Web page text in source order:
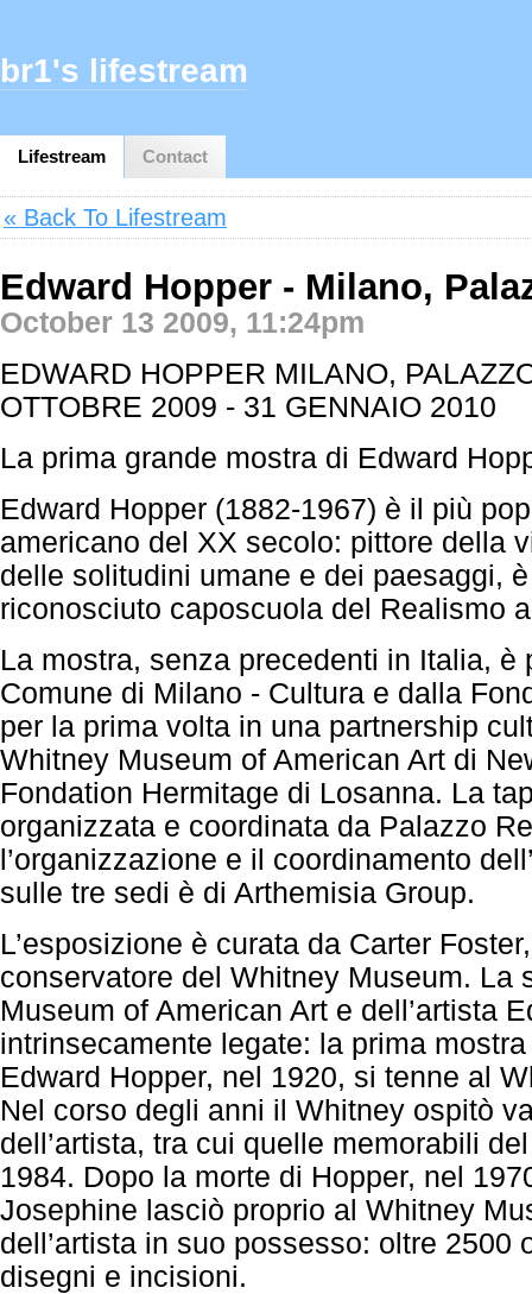
Lifestream Contact
br1's lifestream
« Back To Lifestream
Edward Hopper - Milano,
October 13 2009, 11:24pm
EDWARD HOPPER MILANO,
OTTOBRE 2009 - 31 GENNAIO 2010
La prima grande mostra di Edward
Edward Hopper (1882-1967) è il più
americano del XX secolo: pittore della
delle solitudini umane e dei paesaggi,
riconosciuto caposcuola del Realismo
La mostra, senza precedenti in Italia, è
Comune di Milano - Cultura e dalla
per la prima volta in una partnership
Whitney Museum of American Art di
Fondation Hermitage di Losanna. La
organizzata e coordinata da Palazzo
l’organizzazione e il coordinamento
sulle tre sedi è di Arthemisia Group.
L’esposizione è curata da Carter
conservatore del Whitney Museum. La
Museum of American Art e dell’artista
intrinsecamente legate: la prima
Edward Hopper, nel 1920, si tenne al
Nel corso degli anni il Whitney ospitò
dell’artista, tra cui quelle memorabili
1984. Dopo la morte di Hopper, nel
Josephine lasciò proprio al Whitney
dell’artista in suo possesso: oltre 2500
disegni e incisioni.